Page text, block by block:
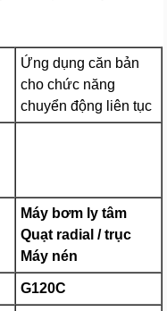
Ứng dụng căn bản
cho chức năng
chuyển động liên tục
Máy bơm ly tâm
Quạt radial / trục
Máy nén
G120C